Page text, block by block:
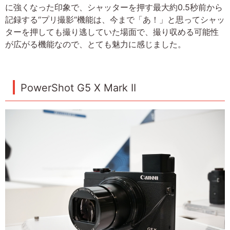
に強くなった印象で、シャッターを押す最大約0.5秒前から
記録する“プリ撮影“機能は、今まで「あ！」と思ってシャッ
ターを押しても撮り逃していた場面で、撮り収める可能性
が広がる機能なので、とても魅力に感じました。
PowerShot G5 X Mark II